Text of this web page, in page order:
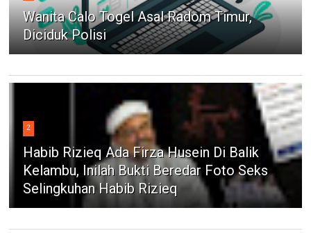
Wanita Calo Togel Asal Radom Timur,
Diciduk Polisi
2
Habib Rizieq Ada Firza Husein Di Balik
Kelambu, Inilah Bukti Beredar Foto Seks
Selingkuhan Habib Rizieq